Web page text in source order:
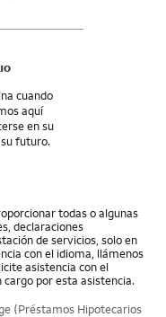
cuando
aquí
en su
futuro.
todas o algunas
declaraciones
de servicios, solo en
con el idioma, llámenos
asistencia con el
por esta asistencia.
(Préstamos Hipotecarios